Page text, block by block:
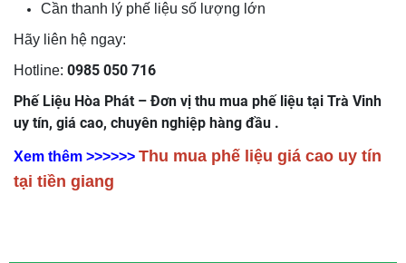
Cần thanh lý phế liệu số lượng lớn
Hãy liên hệ ngay:
Hotline: 0985 050 716
Phế Liệu Hòa Phát – Đơn vị thu mua phế liệu tại Trà Vinh
uy tín, giá cao, chuyên nghiệp hàng đầu .
Xem thêm >>>>>> Thu mua phế liệu giá cao uy tín
tại tiền giang